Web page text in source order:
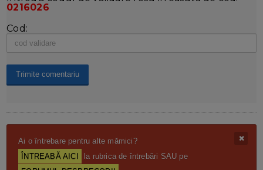
0216026
Cod:
Ai o întrebare pentru alte mămici?
ÎNTREABĂ AICI
la rubrica de întrebări SAU pe